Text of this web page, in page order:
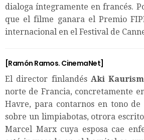
dialoga íntegramente en francés.
que el filme ganara el Premio
internacional en el Festival de
[Ramón Ramos. CinemaNet]
El director finlandésAki
norte de Francia, concretamente
Havre, para contarnos en tono
sobre un limpiabotas, otrora
Marcel Marx cuya esposa cae